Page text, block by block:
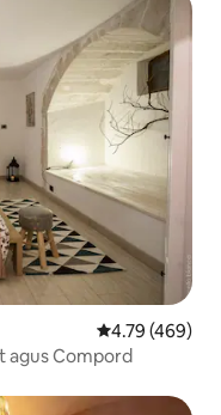
Meánrátáil
4.79 (469)
agus Compord